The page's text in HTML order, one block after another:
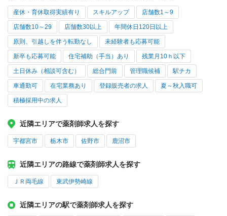
産休・育休取得実績有り スキルアップ 店舗数1～9
店舗数10～29 店舗数30以上 年間休日120日以上
原則、引越しを伴う転勤なし 未経験者も応募可能
新卒も応募可能 住宅補助（手当）あり 残業月10ｈ以下
土日休み（相談可含む） 総合門前 管理職候補 駅チカ
車通勤可 在宅業務あり 登録販売者の求人 夏～秋入職可
積極採用中の求人
近隣エリアで薬剤師求人を探す
宇都宮市 栃木市 佐野市 鹿沼市
近隣エリアの路線で薬剤師求人を探す
ＪＲ両毛線 東武伊勢崎線
近隣エリアの駅で薬剤師求人を探す